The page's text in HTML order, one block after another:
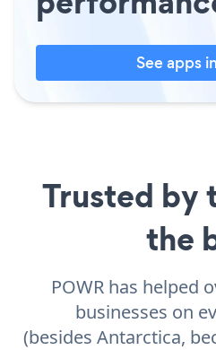
See apps
Trusted by
the
POWR has helped
businesses on
(besides Antarctica,